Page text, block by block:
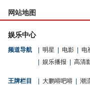
网站地图
娱乐中心
频道导航 明星 电影 电
娱乐播报 高清
王牌栏目 大鹏嘚吧嘚 潮